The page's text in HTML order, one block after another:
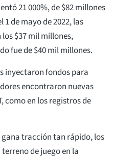
21 000%, de $82 millones
1 de mayo de 2022, las
$37 mil millones,
fue de $40 mil millones.
inyectaron fondos para
encontraron nuevas
como en los registros de
tracción tan rápido, los
de juego en la